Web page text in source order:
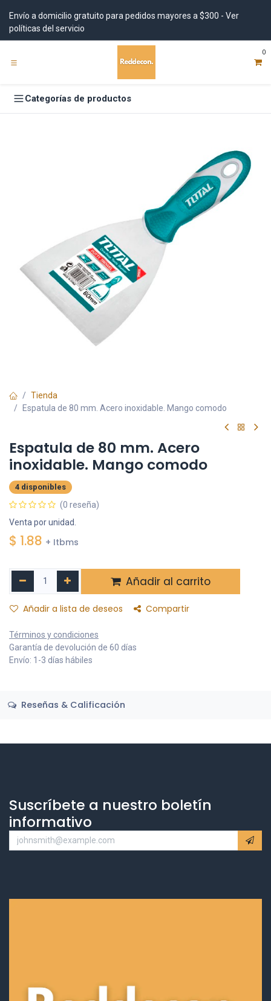
Envío a domicilio gratuito para pedidos mayores a $300 - Ver
políticas del servicio
0
Categorías de productos
Tienda
Espatula de 80 mm. Acero inoxidable. Mango comodo
Espatula de 80 mm. Acero
inoxidable. Mango comodo
4 disponibles
(0 reseña)
Venta por unidad.
$ 1.88 + Itbms
Añadir al carrito
Añadir a lista de deseos Compartir
Términos y condiciones
Garantía de devolución de 60 días
Envío: 1-3 días hábiles
Reseñas & Calificación
Suscríbete a nuestro boletín
informativo